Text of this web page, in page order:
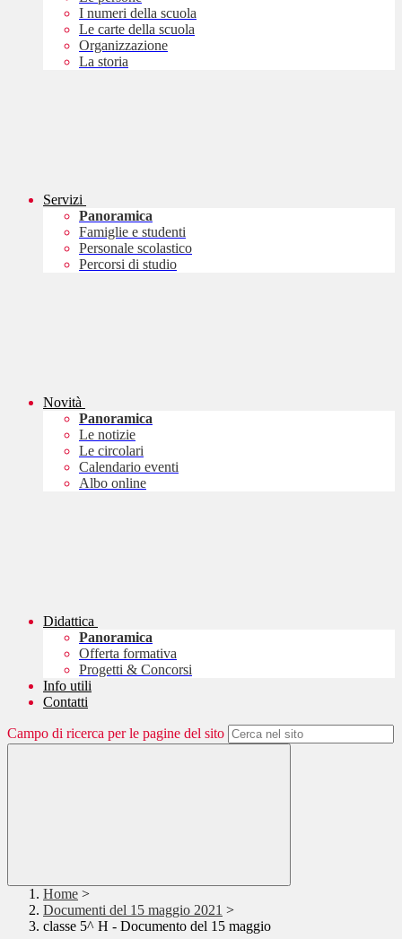
I numeri della scuola
Le carte della scuola
Organizzazione
La storia
Servizi
Panoramica
Famiglie e studenti
Personale scolastico
Percorsi di studio
Novità
Panoramica
Le notizie
Le circolari
Calendario eventi
Albo online
Didattica
Panoramica
Offerta formativa
Progetti & Concorsi
Info utili
Contatti
Campo di ricerca per le pagine del sito
Home >
Documenti del 15 maggio 2021 >
classe 5^ H - Documento del 15 maggio